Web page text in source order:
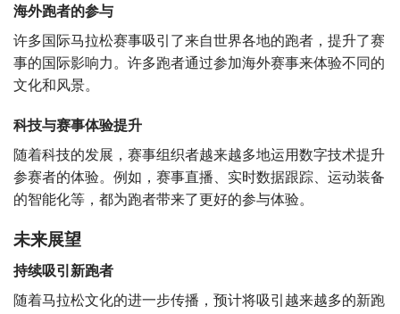
海外跑者的参与
许多国际马拉松赛事吸引了来自世界各地的跑者，提升了赛
事的国际影响力。许多跑者通过参加海外赛事来体验不同的
文化和风景。
科技与赛事体验提升
随着科技的发展，赛事组织者越来越多地运用数字技术提升
参赛者的体验。例如，赛事直播、实时数据跟踪、运动装备
的智能化等，都为跑者带来了更好的参与体验。
未来展望
持续吸引新跑者
随着马拉松文化的进一步传播，预计将吸引越来越多的新跑